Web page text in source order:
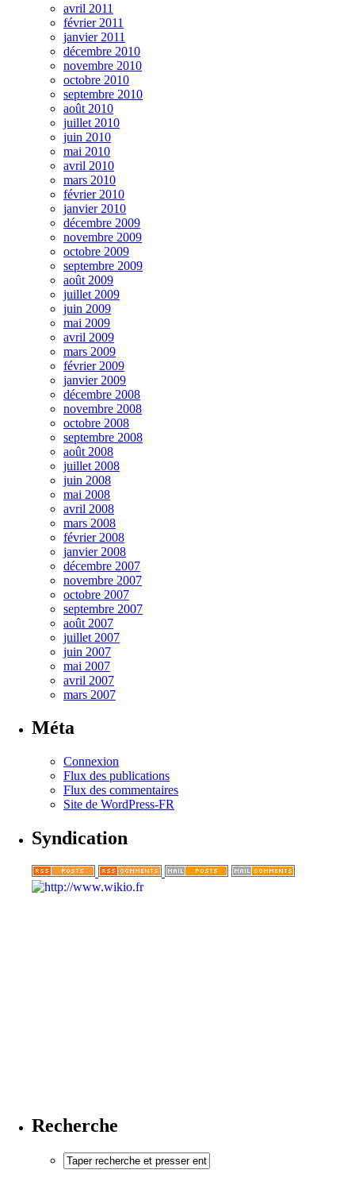
avril 2011
février 2011
janvier 2011
décembre 2010
novembre 2010
octobre 2010
septembre 2010
août 2010
juillet 2010
juin 2010
mai 2010
avril 2010
mars 2010
février 2010
janvier 2010
décembre 2009
novembre 2009
octobre 2009
septembre 2009
août 2009
juillet 2009
juin 2009
mai 2009
avril 2009
mars 2009
février 2009
janvier 2009
décembre 2008
novembre 2008
octobre 2008
septembre 2008
août 2008
juillet 2008
juin 2008
mai 2008
avril 2008
mars 2008
février 2008
janvier 2008
décembre 2007
novembre 2007
octobre 2007
septembre 2007
août 2007
juillet 2007
juin 2007
mai 2007
avril 2007
mars 2007
Méta
Connexion
Flux des publications
Flux des commentaires
Site de WordPress-FR
Syndication
Recherche